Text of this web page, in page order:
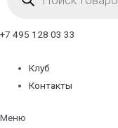
+7 495 128 03 33
Клуб
Контакты
Меню